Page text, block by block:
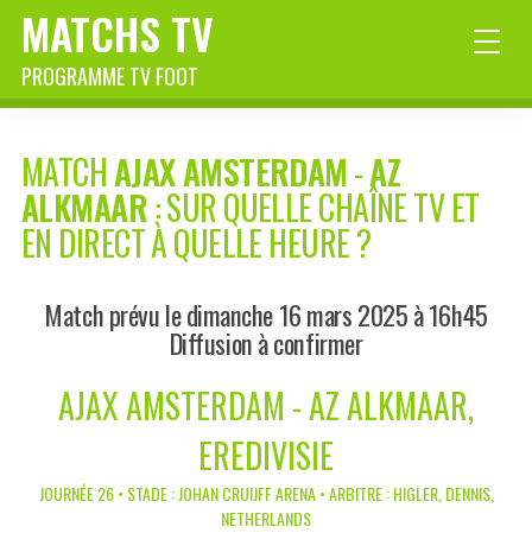
MATCHS TV
PROGRAMME TV FOOT
MATCHAJAX AMSTERDAM-AZ
ALKMAAR: SUR QUELLE CHAÎNE TV ET
EN DIRECT À QUELLE HEURE ?
Match prévu le dimanche 16 mars 2025 à 16h45
Diffusion à confirmer
AJAX AMSTERDAM - AZ ALKMAAR,
EREDIVISIE
JOURNÉE 26 • STADE : JOHAN CRUIJFF ARENA • ARBITRE : HIGLER, DENNIS,
NETHERLANDS